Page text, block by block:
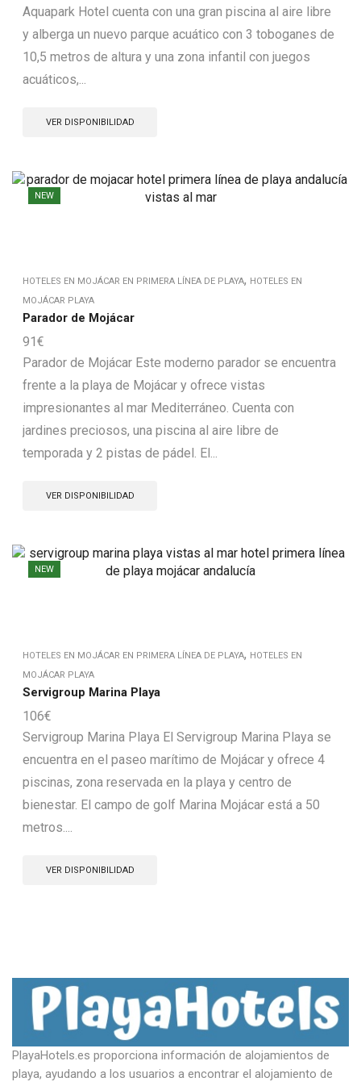
Aquapark Hotel cuenta con una gran piscina al aire libre
y alberga un nuevo parque acuático con 3 toboganes de
10,5 metros de altura y una zona infantil con juegos
acuáticos,...
VER DISPONIBILIDAD
NEW
HOTELES EN MOJÁCAR EN PRIMERA LÍNEA DE PLAYA, HOTELES EN
MOJÁCAR PLAYA
Parador de Mojácar
91 €
Parador de Mojácar Este moderno parador se encuentra
frente a la playa de Mojácar y ofrece vistas
impresionantes al mar Mediterráneo. Cuenta con
jardines preciosos, una piscina al aire libre de
temporada y 2 pistas de pádel. El...
VER DISPONIBILIDAD
NEW
HOTELES EN MOJÁCAR EN PRIMERA LÍNEA DE PLAYA, HOTELES EN
MOJÁCAR PLAYA
Servigroup Marina Playa
106€
Servigroup Marina Playa El Servigroup Marina Playa se
encuentra en el paseo marítimo de Mojácar y ofrece 4
piscinas, zona reservada en la playa y centro de
bienestar. El campo de golf Marina Mojácar está a 50
metros....
VER DISPONIBILIDAD
PlayaHotels.es proporciona información de alojamientos de
playa, ayudando a los usuarios a encontrar el alojamiento de